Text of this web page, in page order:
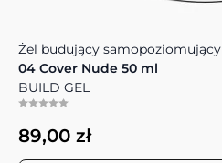
Żel budujący samopoziomujący
04 Cover Nude 50 ml
BUILD GEL
89,00 zł